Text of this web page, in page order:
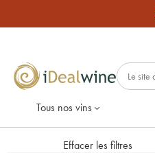
Tous nos vins
Effacer les filtres